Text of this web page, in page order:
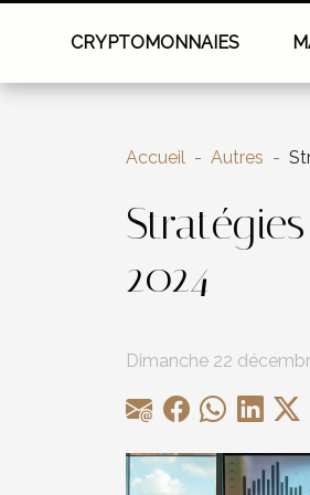
CRYPTOMONNAIES
Accueil Autres
2024
Dimanche 22